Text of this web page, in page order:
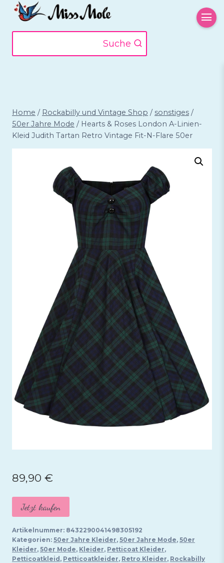
Zum
Inhalt
springen
Suche
Home / Rockabilly und Vintage Shop / sonstiges /
50er Jahre Mode / Hearts & Roses London A-Linien-
Kleid Judith Tartan Retro Vintage Fit-N-Flare 50er
89,90 €
Jetzt kaufen
Artikelnummer: 8432290041498305192
Kategorien: 50er Jahre Kleider, 50er Jahre Mode, 50er
Kleider, 50er Mode, Kleider, Petticoat Kleider,
Petticoatkleid , Petticoatkleider, Retro Kleider, Rockabilly